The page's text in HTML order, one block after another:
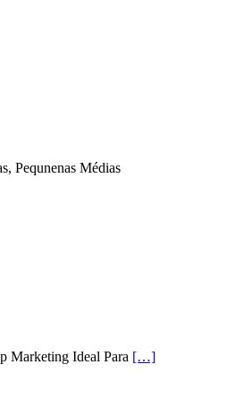
Pequnenas Médias
Marketing Ideal Para […]